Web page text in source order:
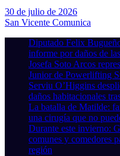
30 de julio de 2026
San Vicente Comunica
Diputado Felix
informe por daños de
Josefa Soto Arcos
Junior de Powerlifting
Serviu O’Higgins
daños habitacionales
La batalla de Matilde:
una cirugía que no
Durante este invierno:
comunes y comedores
región